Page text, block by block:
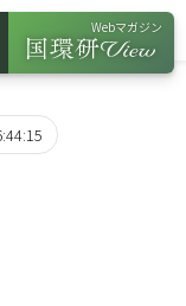
サイト内検索
検索
Webマガジン
（別ウインドウ